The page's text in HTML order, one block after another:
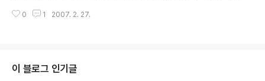
관련 기술력에 대한 자격이다. 자격명칭 검정기준 인터넷보안전문가 1급 Linu
석 및 대처의 실무능력을 검정 응시자격 --- 필기검정 1급 · 당협회 시행 해당종
목 2급자격 소지자 · 전기,전자,통신,정보처리 직무분야 국가기술 자격취득자
0 1 2007. 2. 27.
이 블로그 인기글